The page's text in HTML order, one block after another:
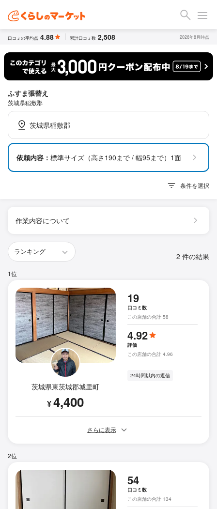
口コミの平均点 4.88 累計口コミ数 2,508 2026年8月時点
ふすま張替え
茨城県稲敷郡
茨城県稲敷郡
依頼内容： 標準サイズ（高さ190まで / 幅95まで）1面
条件を選択
作業内容について
2 件の結果
1位
茨城県東茨城郡城里町
¥4,400
19
口コミ数
この店舗の合計 58
4.92
評価
この店舗の合計 4.96
24時間以内の返信
さらに表示
2位
54
口コミ数
この店舗の合計 134